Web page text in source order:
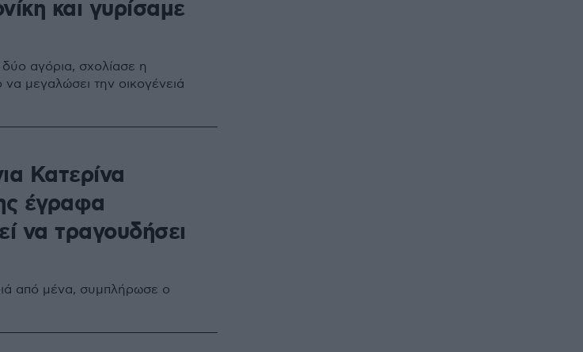
και γυρίσαμε
δύο αγόρια, σχολίασε η
μεγαλώσει την οικογένειά
Κατερίνα
έγραφα
να τραγουδήσει
από μένα, συμπλήρωσε ο